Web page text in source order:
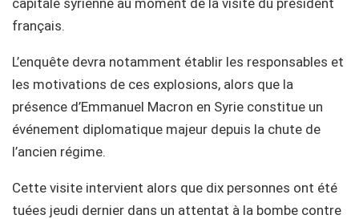
capitale syrienne au moment de la visite du président
français.
L’enquête devra notamment établir les responsables et
les motivations de ces explosions, alors que la
présence d’Emmanuel Macron en Syrie constitue un
événement diplomatique majeur depuis la chute de
l’ancien régime.
Cette visite intervient alors que dix personnes ont été
tuées jeudi dernier dans un attentat à la bombe contre